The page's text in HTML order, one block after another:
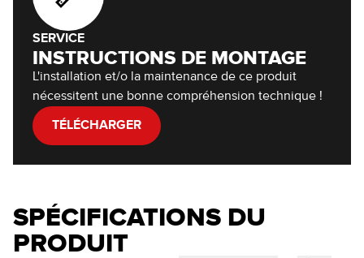
SERVICE
INSTRUCTIONS DE MONTAGE
L'installation et/o la maintenance de ce produit
nécessitent une bonne compréhension technique !
TÉLÉCHARGER
SPÉCIFICATIONS DU
PRODUIT